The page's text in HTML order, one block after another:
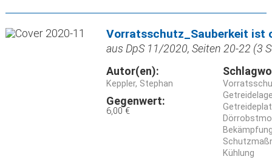
Vorratsschutz_Sauberkeit ist
aus DpS 11/2020, Seiten 20-22 (3
Autor(en):
Keppler, Stephan
Gegenwert:
6,00 €
Kühlung